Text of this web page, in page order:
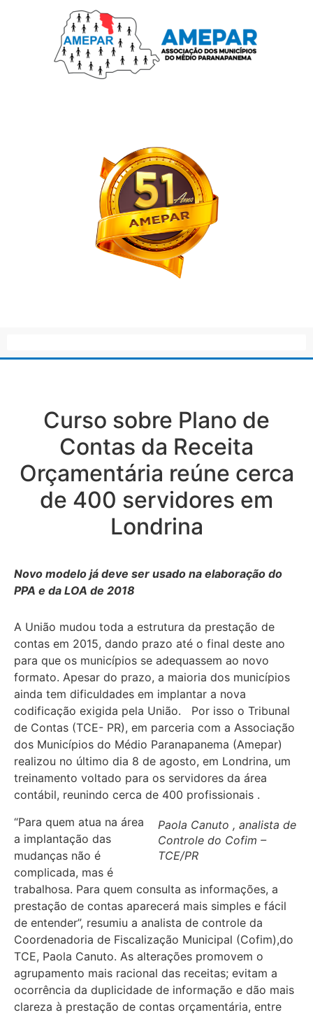
Curso sobre Plano de
Contas da Receita
Orçamentária reúne cerca
de 400 servidores em
Londrina
Novo modelo já deve ser usado na elaboração do
PPA e da LOA de 2018
A União mudou toda a estrutura da prestação de
contas em 2015, dando prazo até o final deste ano
para que os municípios se adequassem ao novo
formato. Apesar do prazo, a maioria dos municípios
ainda tem dificuldades em implantar a nova
codificação exigida pela União. Por isso o Tribunal
de Contas (TCE- PR), em parceria com a Associação
dos Municípios do Médio Paranapanema (Amepar)
realizou no último dia 8 de agosto, em Londrina, um
treinamento voltado para os servidores da área
contábil, reunindo cerca de 400 profissionais .
Paola Canuto , analista de
Controle do Cofim –
TCE/PR
“Para quem atua na área
a implantação das
mudanças não é
complicada, mas é
trabalhosa. Para quem consulta as informações, a
prestação de contas aparecerá mais simples e fácil
de entender”, resumiu a analista de controle da
Coordenadoria de Fiscalização Municipal (Cofim),do
TCE, Paola Canuto. As alterações promovem o
agrupamento mais racional das receitas; evitam a
ocorrência da duplicidade de informação e dão mais
clareza à prestação de contas orçamentária, entre